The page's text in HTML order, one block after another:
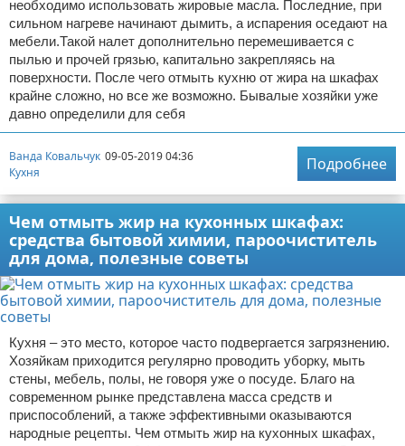
необходимо использовать жировые масла. Последние, при
сильном нагреве начинают дымить, а испарения оседают на
мебели.Такой налет дополнительно перемешивается с
пылью и прочей грязью, капитально закрепляясь на
поверхности. После чего отмыть кухню от жира на шкафах
крайне сложно, но все же возможно. Бывалые хозяйки уже
давно определили для себя
Ванда Ковальчук 09-05-2019 04:36
Кухня
Подробнее
Чем отмыть жир на кухонных шкафах:
средства бытовой химии, пароочиститель
для дома, полезные советы
Кухня – это место, которое часто подвергается загрязнению.
Хозяйкам приходится регулярно проводить уборку, мыть
стены, мебель, полы, не говоря уже о посуде. Благо на
современном рынке представлена масса средств и
приспособлений, а также эффективными оказываются
народные рецепты. Чем отмыть жир на кухонных шкафах,